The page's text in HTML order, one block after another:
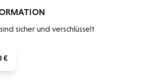
sicher und verschlüsselt
€